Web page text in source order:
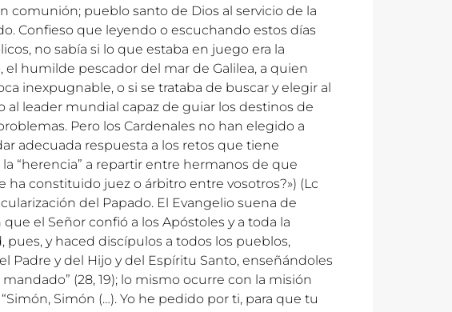
comunión; pueblo santo de Dios al servicio de la
Confieso que leyendo o escuchando estos días
no sabía si lo que estaba en juego era la
el humilde pescador del mar de Galilea, a quien
inexpugnable, o si se trataba de buscar y elegir al
al leader mundial capaz de guiar los destinos de
Pero los Cardenales no han elegido a
adecuada respuesta a los retos que tiene
“herencia” a repartir entre hermanos de que
ha constituido juez o árbitro entre vosotros?») (Lc
del Papado. El Evangelio suena de
el Señor confió a los Apóstoles y a toda la
pues, y haced discípulos a todos los pueblos,
Padre y del Hijo y del Espíritu Santo, enseñándoles
(28, 19); lo mismo ocurre con la misión
Simón (…). Yo he pedido por ti, para que tu